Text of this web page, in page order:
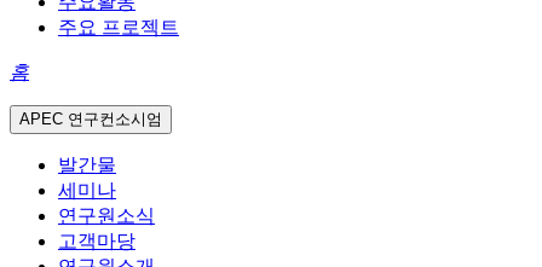
주요 프로젝트
홈
APEC 연구컨소시엄
발간물
세미나
연구원소식
고객마당